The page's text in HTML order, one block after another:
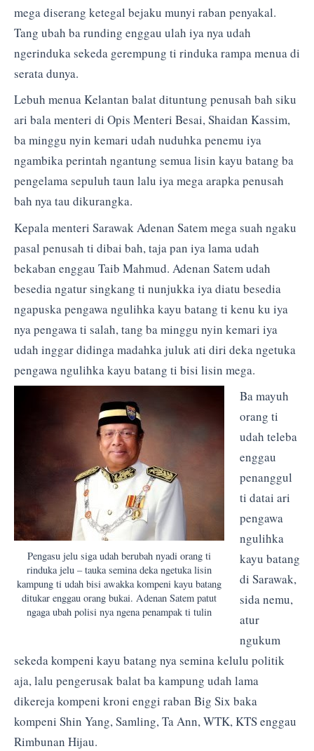
mega diserang ketegal bejaku munyi raban penyakal.
Tang ubah ba runding enggau ulah iya nya udah
ngerinduka sekeda gerempung ti rinduka rampa menua di
serata dunya.
Lebuh menua Kelantan balat dituntung penusah bah siku
ari bala menteri di Opis Menteri Besai, Shaidan Kassim,
ba minggu nyin kemari udah nuduhka penemu iya
ngambika perintah ngantung semua lisin kayu batang ba
pengelama sepuluh taun lalu iya mega arapka penusah
bah nya tau dikurangka.
Kepala menteri Sarawak Adenan Satem mega suah ngaku
pasal penusah ti dibai bah, taja pan iya lama udah
bekaban enggau Taib Mahmud. Adenan Satem udah
besedia ngatur singkang ti nunjukka iya diatu besedia
ngapuska pengawa ngulihka kayu batang ti kenu ku iya
nya pengawa ti salah, tang ba minggu nyin kemari iya
udah inggar didinga madahka juluk ati diri deka ngetuka
pengawa ngulihka kayu batang ti bisi lisin mega.
Pengasu jelu siga udah berubah nyadi orang ti
rinduka jelu – tauka semina deka ngetuka lisin
kampung ti udah bisi awakka kompeni kayu batang
ditukar enggau orang bukai. Adenan Satem patut
ngaga ubah polisi nya ngena penampak ti tulin
Ba mayuh
orang ti
udah teleba
enggau
penanggul
ti datai ari
pengawa
ngulihka
kayu batang
di Sarawak,
sida nemu,
atur
ngukum
sekeda kompeni kayu batang nya semina kelulu politik
aja, lalu pengerusak balat ba kampung udah lama
dikereja kompeni kroni enggi raban Big Six baka
kompeni Shin Yang, Samling, Ta Ann, WTK, KTS enggau
Rimbunan Hijau.